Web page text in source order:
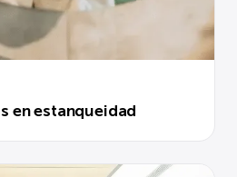
en estanqueidad